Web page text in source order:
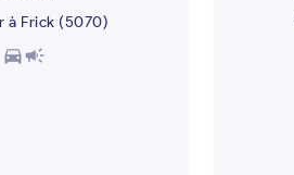
à Frick (5070)
directions_carcampaign